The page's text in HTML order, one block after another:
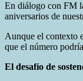
En diálogo con FM
aniversarios de
Aunque el contexto
que el número
El desafío de